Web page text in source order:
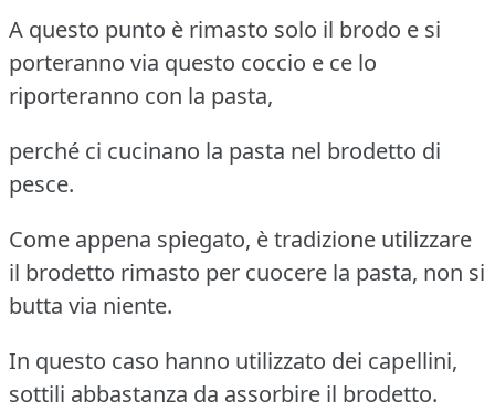
A questo punto è rimasto solo il brodo e si
porteranno via questo coccio e ce lo
riporteranno con la pasta,
perché ci cucinano la pasta nel brodetto di
pesce.
Come appena spiegato, è tradizione utilizzare
il brodetto rimasto per cuocere la pasta, non si
butta via niente.
In questo caso hanno utilizzato dei capellini,
sottili abbastanza da assorbire il brodetto.